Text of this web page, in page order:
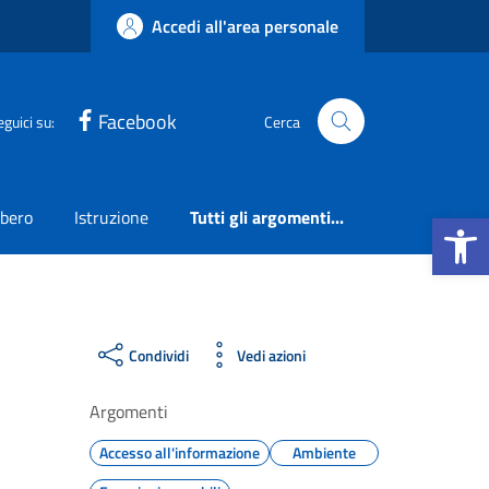
Apri la
Accedi all'area personale
su: Facebook Cerca
Istruzione Tutti gli argomenti...
Condividi Vedi azioni
Argomenti
Accesso all'informazione
Ambiente